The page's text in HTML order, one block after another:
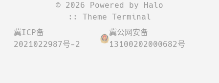
© 2026 Powered by Halo
:: Theme Terminal
冀ICP备
2021022987号-2
冀公网安备
13100202000682号